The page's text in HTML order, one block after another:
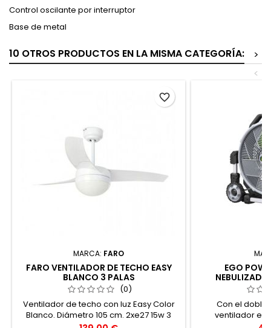
Control oscilante por interruptor
Base de metal
10 OTROS PRODUCTOS EN LA MISMA CATEGORÍA:
>
<
MARCA: FARO
FARO VENTILADOR DE TECHO EASY
BLANCO 3 PALAS
(0)
Ventilador de techo con luz Easy Color
Blanco. Diámetro 105 cm. 2xe27 15w 3
favorite_border
EGO
Con el doble
ventilador